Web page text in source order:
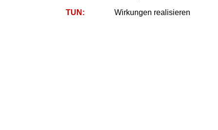
TUN: Wirkungen realisieren